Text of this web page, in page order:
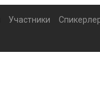
Участники